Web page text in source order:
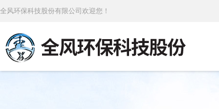
全风环保科技股份有限公司欢迎您！